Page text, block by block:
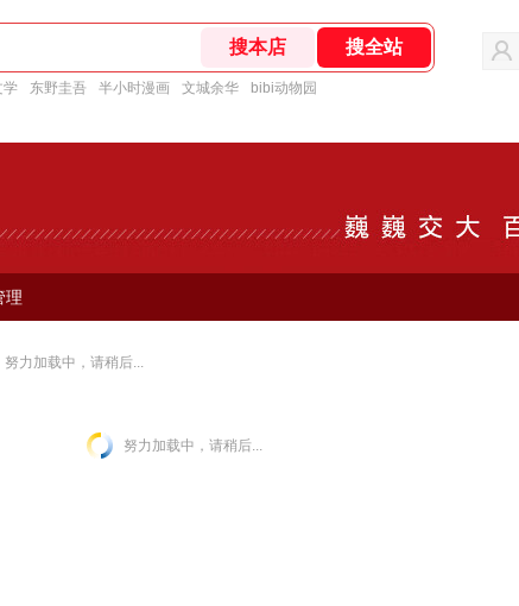
学 东野圭吾 半小时漫画 文城余华 bibi动物园
理
努力加载中，请稍后...
努力加载中，请稍后...